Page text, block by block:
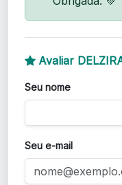
Avaliar
Seu nome
Seu e-mail